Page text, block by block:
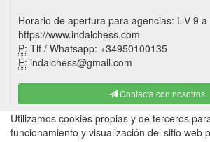
Horario de apertura para agencias: L-V 9 a
https://www.indalchess.com
P: Tlf / Whatsapp: +34950100135
E: indalchess@gmail.com
Contacta con nosotros
Utilizamos cookies propias y de terceros
funcionamiento y visualización del sitio web